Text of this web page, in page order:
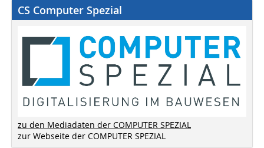
CS Computer Spezial
zu den Mediadaten der COMPUTER SPEZIAL
zur Webseite der COMPUTER SPEZIAL